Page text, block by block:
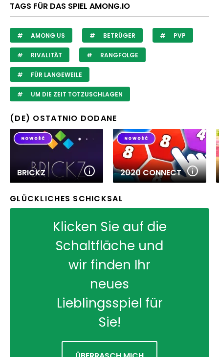
TAGS FÜR DAS SPIEL AMONG.IO
AMONG US BETRÜGER PVP
RIVALITÄT RANGFOLGE
FÜR LANGEWEILE
UM DIE ZEIT TOTZUSCHLAGEN
(DE) OSTATNIO DODANE
BRICKZ 2020 CONNECT
GLÜCKLICHES SCHICKSAL
Klicken Sie auf die
Schaltfläche und
wir finden Ihr
neues
Lieblingsspiel für
Sie!